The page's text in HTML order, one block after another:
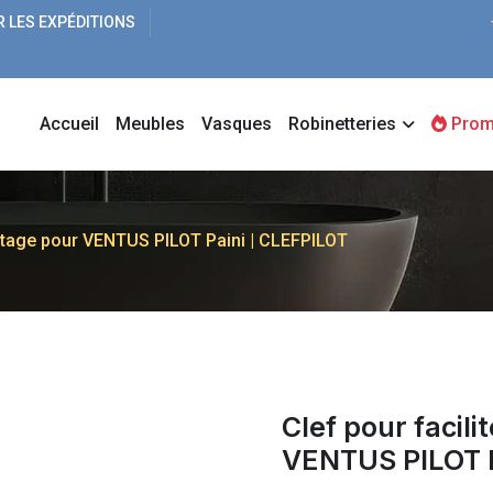
EXPÉDITIONS
Accueil Meubles Vasques Robinetteries
pour VENTUS PILOT Paini | CLEFPILOT
Clef pour
VENTUS PILOT